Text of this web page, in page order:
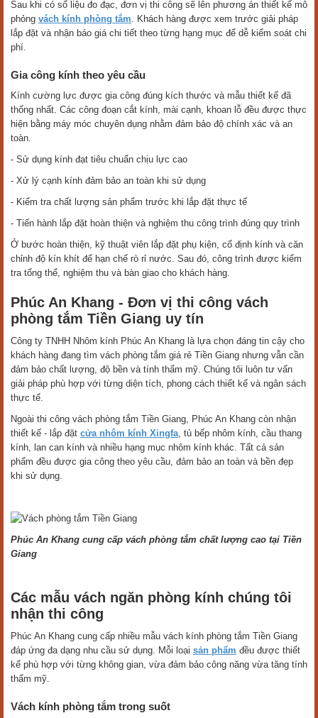
Sau khi có số liệu đo đạc, đơn vị thi công sẽ lên phương án thiết kế mô
phỏng vách kính phòng tắm. Khách hàng được xem trước giải pháp
lắp đặt và nhận báo giá chi tiết theo từng hạng mục để dễ kiểm soát chi
phí.
Gia công kính theo yêu cầu
Kính cường lực được gia công đúng kích thước và mẫu thiết kế đã
thống nhất. Các công đoạn cắt kính, mài cạnh, khoan lỗ đều được thực
hiện bằng máy móc chuyên dụng nhằm đảm bảo độ chính xác và an
toàn.
- Sử dụng kính đạt tiêu chuẩn chịu lực cao
- Xử lý cạnh kính đảm bảo an toàn khi sử dụng
- Kiểm tra chất lượng sản phẩm trước khi lắp đặt thực tế
- Tiến hành lắp đặt hoàn thiện và nghiệm thu công trình đúng quy trình
Ở bước hoàn thiện, kỹ thuật viên lắp đặt phụ kiện, cố định kính và căn
chỉnh độ kín khít để hạn chế rò rỉ nước. Sau đó, công trình được kiểm
tra tổng thể, nghiệm thu và bàn giao cho khách hàng.
Phúc An Khang - Đơn vị thi công vách
phòng tắm Tiền Giang uy tín
Công ty TNHH Nhôm kính Phúc An Khang là lựa chọn đáng tin cậy cho
khách hàng đang tìm vách phòng tắm giá rẻ Tiền Giang nhưng vẫn cần
đảm bảo chất lượng, độ bền và tính thẩm mỹ. Chúng tôi luôn tư vấn
giải pháp phù hợp với từng diện tích, phong cách thiết kế và ngân sách
thực tế.
Ngoài thi công vách phòng tắm Tiền Giang, Phúc An Khang còn nhận
thiết kế - lắp đặt cửa nhôm kính Xingfa, tủ bếp nhôm kính, cầu thang
kính, lan can kính và nhiều hạng mục nhôm kính khác. Tất cả sản
phẩm đều được gia công theo yêu cầu, đảm bảo an toàn và bền đẹp
khi sử dụng.
Phúc An Khang cung cấp vách phòng tắm chất lượng cao tại Tiền
Giang
Các mẫu vách ngăn phòng kính chúng tôi
nhận thi công
Phúc An Khang cung cấp nhiều mẫu vách kính phòng tắm Tiền Giang
đáp ứng đa dạng nhu cầu sử dụng. Mỗi loại sản phẩm đều được thiết
kế phù hợp với từng không gian, vừa đảm bảo công năng vừa tăng tính
thẩm mỹ.
Vách kính phòng tắm trong suốt